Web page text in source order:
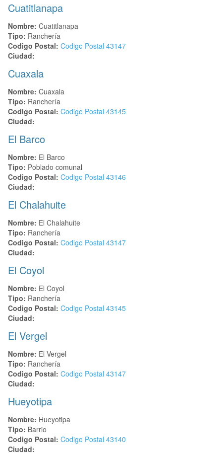
Cuatitlanapa
Nombre: Cuatitlanapa
Tipo: Ranchería
Codigo Postal: Codigo Postal 43147
Ciudad:
Cuaxala
Nombre: Cuaxala
Tipo: Ranchería
Codigo Postal: Codigo Postal 43145
Ciudad:
El Barco
Nombre: El Barco
Tipo: Poblado comunal
Codigo Postal: Codigo Postal 43146
Ciudad:
El Chalahuite
Nombre: El Chalahuite
Tipo: Ranchería
Codigo Postal: Codigo Postal 43147
Ciudad:
El Coyol
Nombre: El Coyol
Tipo: Ranchería
Codigo Postal: Codigo Postal 43145
Ciudad:
El Vergel
Nombre: El Vergel
Tipo: Ranchería
Codigo Postal: Codigo Postal 43147
Ciudad:
Hueyotipa
Nombre: Hueyotipa
Tipo: Barrio
Codigo Postal: Codigo Postal 43140
Ciudad: